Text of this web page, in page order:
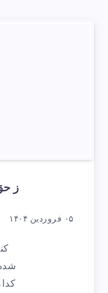
ز
۰۵ فروردین ۱۴۰۴